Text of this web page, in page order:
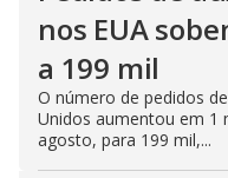
nos EUA
a 199 mil
O número de pedidos
Unidos aumentou em 1
agosto, para 199 mil,...